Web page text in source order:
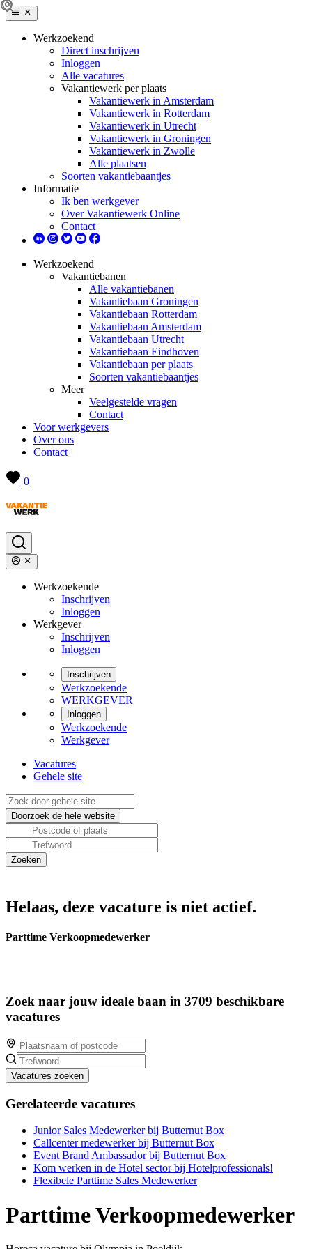
Werkzoekend
Direct inschrijven
Inloggen
Alle vacatures
Vakantiewerk per plaats
Vakantiewerk in Amsterdam
Vakantiewerk in Rotterdam
Vakantiewerk in Utrecht
Vakantiewerk in Groningen
Vakantiewerk in Zwolle
Alle plaatsen
Soorten vakantiebaantjes
Informatie
Ik ben werkgever
Over Vakantiewerk Online
Contact
Werkzoekend
Vakantiebanen
Alle vakantiebanen
Vakantiebaan Groningen
Vakantiebaan Rotterdam
Vakantiebaan Amsterdam
Vakantiebaan Utrecht
Vakantiebaan Eindhoven
Vakantiebaan per plaats
Soorten vakantiebaantjes
Meer
Veelgestelde vragen
Contact
Voor werkgevers
Over ons
Contact
0
Werkzoekende
Inschrijven
Inloggen
Werkgever
Inschrijven
Inloggen
Inschrijven
Werkzoekende
WERKGEVER
Inloggen
Werkzoekende
Werkgever
Vacatures
Gehele site
Helaas, deze vacature is niet actief.
Parttime Verkoopmedewerker
Zoek naar jouw ideale baan in 3709 beschikbare
vacatures
Vacatures zoeken
Gerelateerde vacatures
Junior Sales Medewerker bij Butternut Box
Callcenter medewerker bij Butternut Box
Event Brand Ambassador bij Butternut Box
Kom werken in de Hotel sector bij Hotelprofessionals!
Flexibele Parttime Sales Medewerker
Parttime Verkoopmedewerker